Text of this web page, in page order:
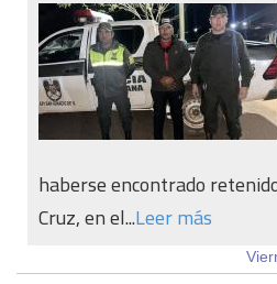
haberse encontrado
Cruz, en el...Leer más